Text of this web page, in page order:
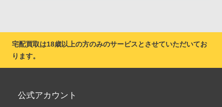
宅配買取は18歳以上の方のみのサービスとさせていただいてお
ります。
公式アカウント